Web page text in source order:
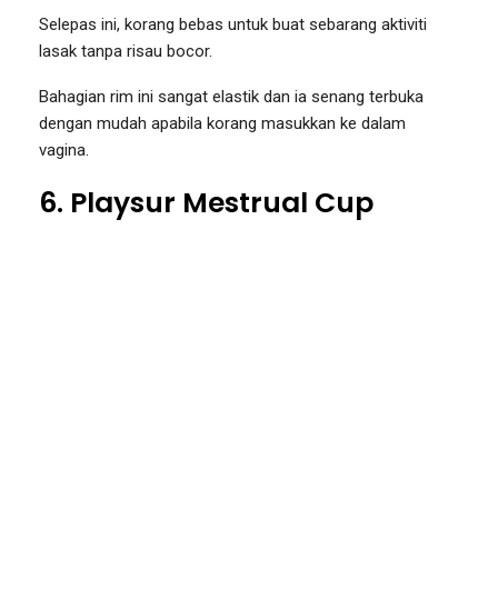
Selepas ini, korang bebas untuk buat sebarang aktiviti
lasak tanpa risau bocor.
Bahagian rim ini sangat elastik dan ia senang terbuka
dengan mudah apabila korang masukkan ke dalam
vagina.
6. Playsur Mestrual Cup